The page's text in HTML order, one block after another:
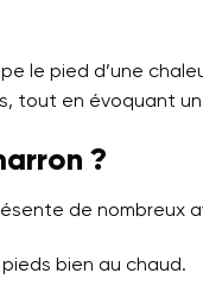
le pied d’une
tout en évoquant
?
de nombreux
bien au chaud.